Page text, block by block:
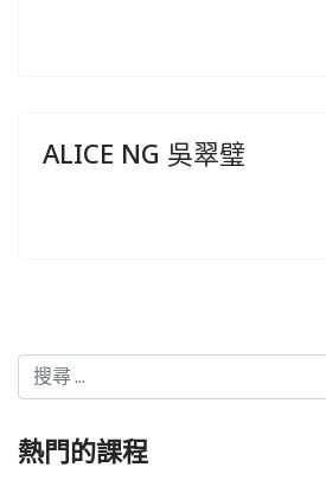
ALICE NG 吳翠璧
搜索
熱門的課程